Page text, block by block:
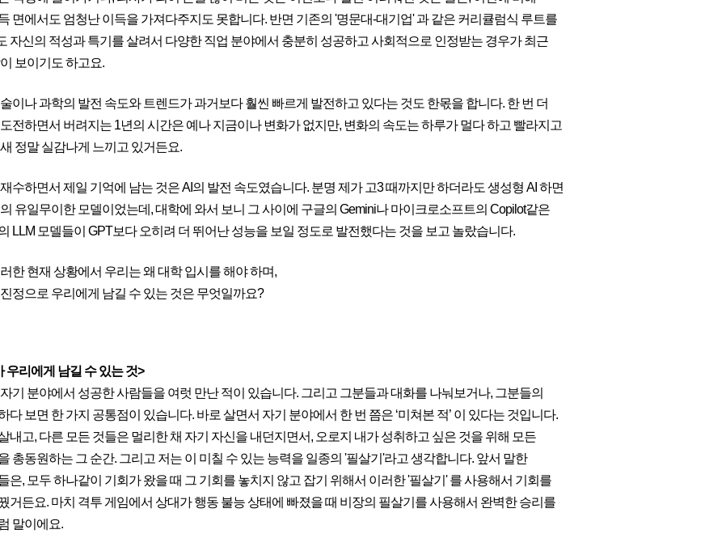
면에서도 엄청난 이득을 가져다주지도 못합니다. 반면 기존의 '명문대-대기업' 과 같은 커리큘럼식 루트를
자신의 적성과 특기를 살려서 다양한 직업 분야에서 충분히 성공하고 사회적으로 인정받는 경우가 최근
보이기도 하고요.
이나 과학의 발전 속도와 트렌드가 과거보다 훨씬 빠르게 발전하고 있다는 것도 한몫을 합니다. 한 번 더
전하면서 버려지는 1년의 시간은 예나 지금이나 변화가 없지만, 변화의 속도는 하루가 멀다 하고 빨라지고
정말 실감나게 느끼고 있거든요.
수하면서 제일 기억에 남는 것은 AI의 발전 속도였습니다. 분명 제가 고3 때까지만 하더라도 생성형 AI 하면
유일무이한 모델이었는데, 대학에 와서 보니 그 사이에 구글의 Gemini나 마이크로소프트의 Copilot같은
LLM 모델들이 GPT보다 오히려 더 뛰어난 성능을 보일 정도로 발전했다는 것을 보고 놀랐습니다.
한 현재 상황에서 우리는 왜 대학 입시를 해야 하며,
정으로 우리에게 남길 수 있는 것은 무엇일까요?
우리에게 남길 수 있는 것>
기 분야에서 성공한 사람들을 여럿 만난 적이 있습니다. 그리고 그분들과 대화를 나눠보거나, 그분들의
다 보면 한 가지 공통점이 있습니다. 바로 살면서 자기 분야에서 한 번 쯤은 ‘미쳐본 적’ 이 있다는 것입니다.
내고, 다른 모든 것들은 멀리한 채 자기 자신을 내던지면서, 오로지 내가 성취하고 싶은 것을 위해 모든
총동원하는 그 순간. 그리고 저는 이 미칠 수 있는 능력을 일종의 '필살기'라고 생각합니다. 앞서 말한
은, 모두 하나같이 기회가 왔을 때 그 기회를 놓치지 않고 잡기 위해서 이러한 '필살기' 를 사용해서 기회를
거든요. 마치 격투 게임에서 상대가 행동 불능 상태에 빠졌을 때 비장의 필살기를 사용해서 완벽한 승리를
말이에요.